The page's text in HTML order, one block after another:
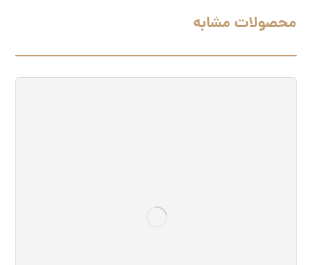
محصولات مشابه